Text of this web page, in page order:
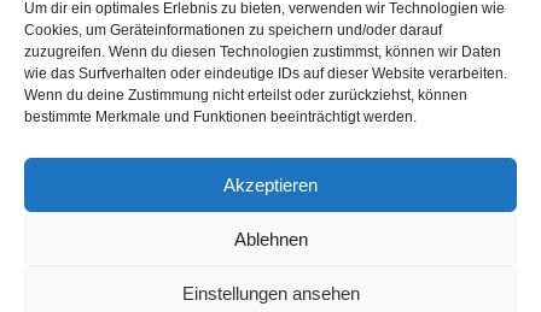
Um dir ein optimales Erlebnis zu bieten, verwenden wir Technologien wie
Cookies, um Geräteinformationen zu speichern und/oder darauf
zuzugreifen. Wenn du diesen Technologien zustimmst, können wir Daten
wie das Surfverhalten oder eindeutige IDs auf dieser Website verarbeiten.
Wenn du deine Zustimmung nicht erteilst oder zurückziehst, können
bestimmte Merkmale und Funktionen beeinträchtigt werden.
Akzeptieren
Ablehnen
Einstellungen ansehen
©2016 KITEDREAM
REALISIERUNG WEBAUFTRITTITENERGY ACHIM WAGNER
UNDPROJEKT X MARKETING
KITEDREAM –